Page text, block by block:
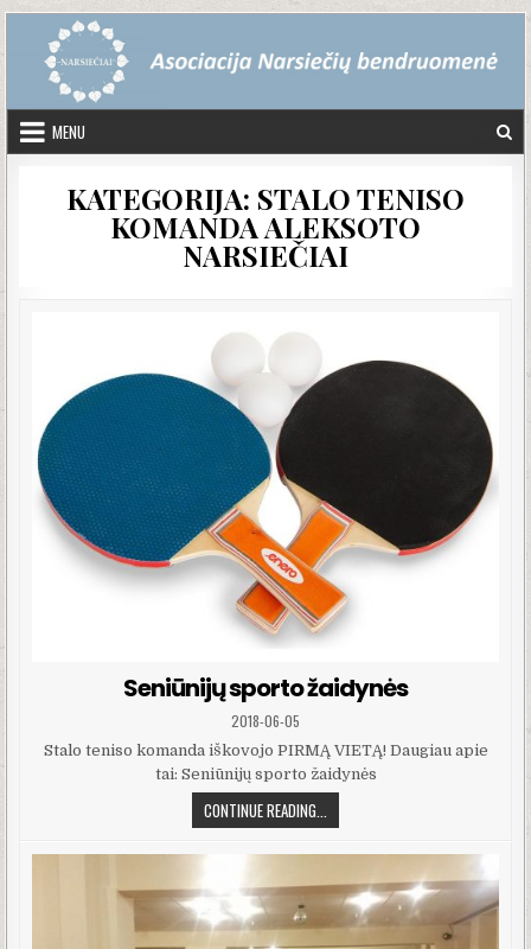
Skip to content
MENU
KATEGORIJA: STALO TENISO
KOMANDA ALEKSOTO
NARSIEČIAI
Seniūnijų sporto žaidynės
PUBLISHED DATE:
2018-06-05
Stalo teniso komanda iškovojo PIRMĄ VIETĄ! Daugiau apie
tai: Seniūnijų sporto žaidynės
CONTINUE READING...